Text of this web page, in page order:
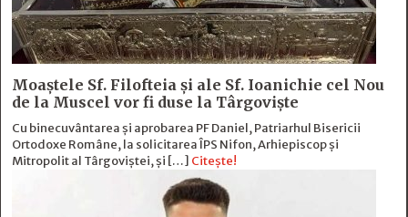
Moaștele Sf. Filofteia și ale Sf. Ioanichie cel Nou
de la Muscel vor fi duse la Târgoviște
Cu binecuvântarea și aprobarea PF Daniel, Patriarhul Bisericii
Ortodoxe Române, la solicitarea ÎPS Nifon, Arhiepiscop și
Mitropolit al Târgoviștei, și […] Citește!